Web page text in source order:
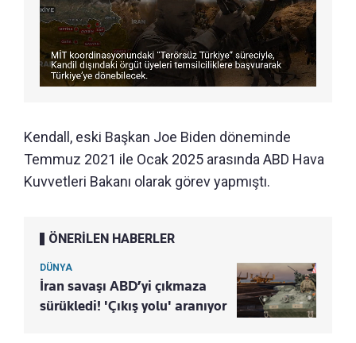
Kendall, eski Başkan Joe Biden döneminde
Temmuz 2021 ile Ocak 2025 arasında ABD Hava
Kuvvetleri Bakanı olarak görev yapmıştı.
ÖNERİLEN HABERLER
DÜNYA
İran savaşı ABD’yi çıkmaza
sürükledi! 'Çıkış yolu' aranıyor